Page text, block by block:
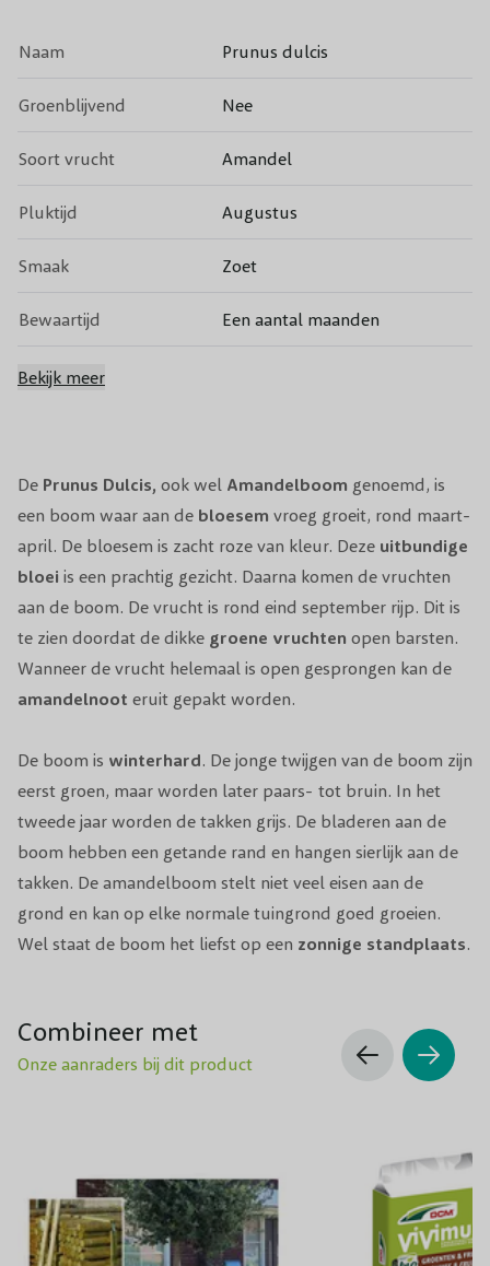
De Prunus Dulcis, ook wel Amandelboom genoemd, is
een boom waar aan de bloesem vroeg groeit, rond maart-
april. De bloesem is zacht roze van kleur. Deze uitbundige
bloei is een prachtig gezicht. Daarna komen de vruchten
aan de boom. De vrucht is rond eind september rijp. Dit is
te zien doordat de dikke groene vruchten open barsten.
Wanneer de vrucht helemaal is open gesprongen kan de
amandelnoot eruit gepakt worden.
De boom is winterhard. De jonge twijgen van de boom zijn
eerst groen, maar worden later paars- tot bruin. In het
tweede jaar worden de takken grijs. De bladeren aan de
boom hebben een getande rand en hangen sierlijk aan de
takken. De amandelboom stelt niet veel eisen aan de
grond en kan op elke normale tuingrond goed groeien.
Wel staat de boom het liefst op een zonnige standplaats.
Naam Prunus dulcis
Groenblijvend Nee
Soort vrucht Amandel
Pluktijd Augustus
Smaak Zoet
Bewaartijd Een aantal maanden
Bestuiving
Bloeiperiode Maart
Bloeikleur
Snoeiperiode In het voorjaar, na de bloei
Standplaats Zon/Halfschaduw
Winterhardheid Winterhard
Pot/Kluit/Kale wortel Pot/kluit
Bekijk meer
Combineer met
Onze aanraders bij dit product